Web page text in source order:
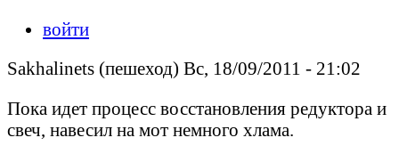
войти
Sakhalinets (пешеход) Вс, 18/09/2011 - 21:02
Пока идет процесс восстановления редуктора и
свеч, навесил на мот немного хлама.